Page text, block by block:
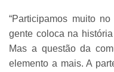
“Participamos muito
gente coloca na
Mas a questão da
elemento a mais. A